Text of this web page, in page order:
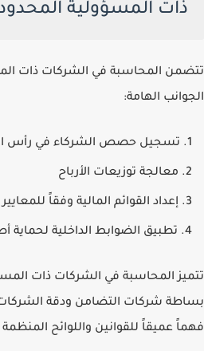
ذات المسؤولية
تتضمن المحاسبة في الشركات ذات
الجوانب الهامة:
تسجيل حصص الشركاء في رأس
معالجة توزيعات الأرباح
إعداد القوائم المالية وفقاً
تطبيق الضوابط الداخلية لحماية
تتميز المحاسبة في الشركات ذات
بساطة شركات التضامن ودقة
فهماً عميقاً للقوانين واللوائح